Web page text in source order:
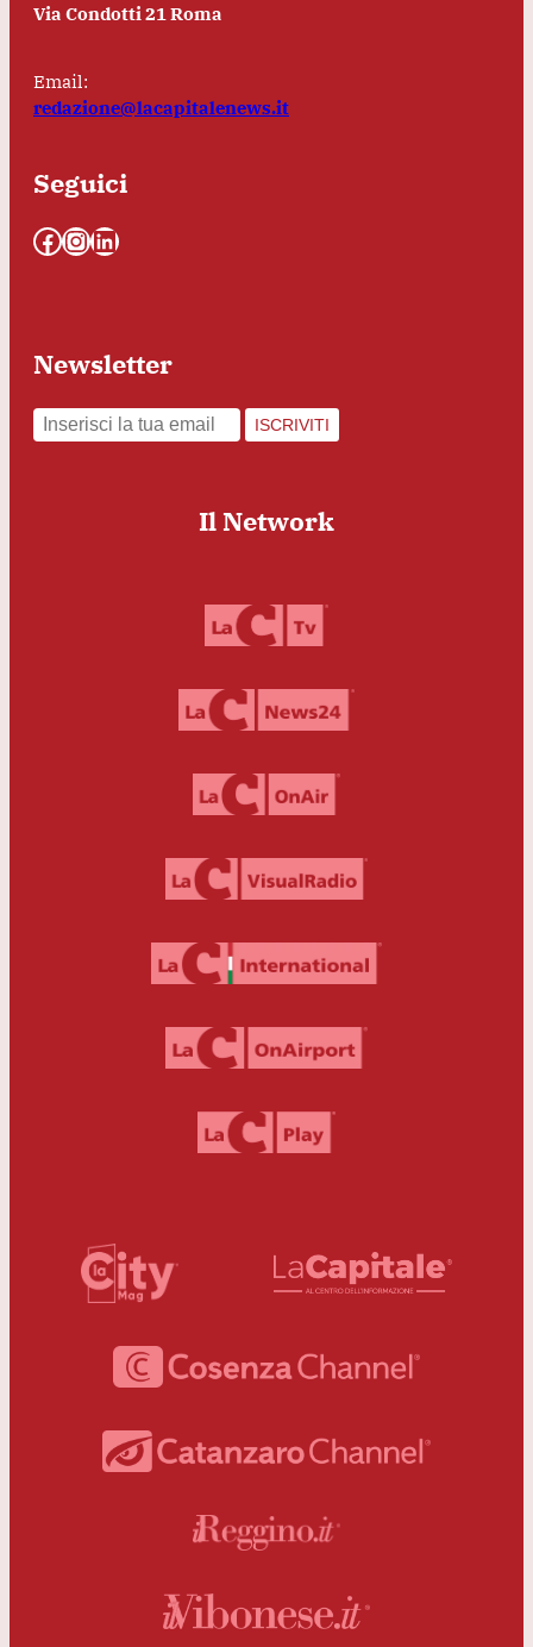
Via Condotti 21 Roma
Email:
redazione@lacapitalenews.it
Seguici
Facebook InstagramLinkedIn
Newsletter
ISCRIVITI
Il Network